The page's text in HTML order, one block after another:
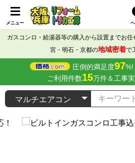
メニュー
ガスコンロ・給湯器等の購入から設置までお
宮・明石・京都の地域密着で
圧倒的満足度97%!
ご利用件数15万件＆工事